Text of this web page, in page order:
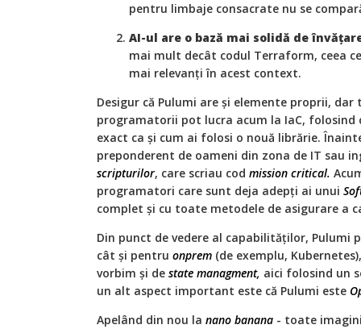
pentru limbaje consacrate nu se
AI-ul are o bază mai solidă de
mai mult decât codul Terraform, ceea
mai relevanți în acest context.
Desigur că Pulumi are și elemente proprii,
programatorii pot lucra acum la IaC,
exact ca și cum ai folosi o nouă librărie.
preponderent de oameni din zona de IT sau
scripturilor, care scriau cod mission critical.
programatori care sunt deja adepți ai unui
complet și cu toate metodele de asigurare a
Din punct de vedere al capabilităților,
cât și pentru onprem (de exemplu,
vorbim și de state managment, aici folosind un
un alt aspect important este că Pulumi este
Apelând din nou la nano banana - toate